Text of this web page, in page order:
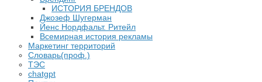
ИСТОРИЯ БРЕНДОВ
Джозеф Шугерман
​Йенс Нордфальт. Ритейл
Всемирная история рекламы
Маркетинг территорий
Словарь(проф.)
ТЭС
chatgpt